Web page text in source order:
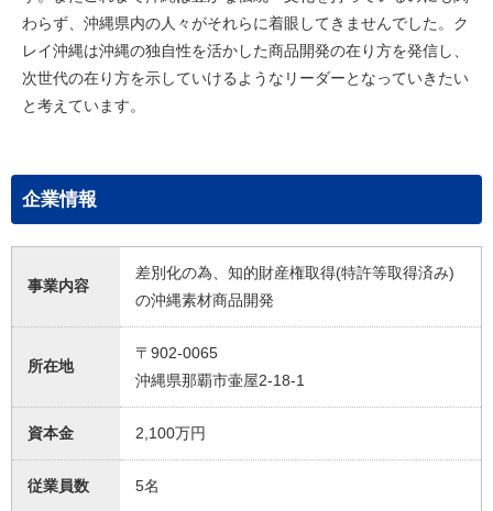
わらず、沖縄県内の人々がそれらに着眼してきませんでした。ク
レイ沖縄は沖縄の独自性を活かした商品開発の在り方を発信し、
次世代の在り方を示していけるようなリーダーとなっていきたい
と考えています。
企業情報
事業内容
差別化の為、知的財産権取得(特許等取得済み)
の沖縄素材商品開発
所在地
〒902-0065
沖縄県那覇市壷屋2‐18‐1
資本金 2,100万円
従業員数 5名